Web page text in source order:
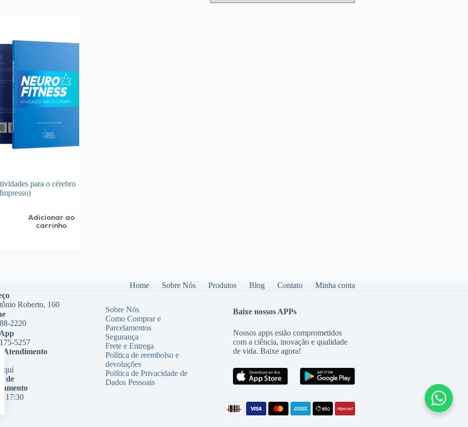
para o cérebro
Adicionar ao
carrinho
Home Sobre Nós Produtos Blog Contato Minha conta
Roberto, 160
2220
5257
Atendimento
de
17:30
Sobre Nós
Como Comprar e
Parcelamentos
Segurança
Frete e Entrega
Política de reembolso e
devoluções
Política de Privacidade de
Dados Pessoais
Baixe nossos APPs
Nossos apps estão comprometidos
com a ciência, inovação e qualidade
de vida. Baixe agora!